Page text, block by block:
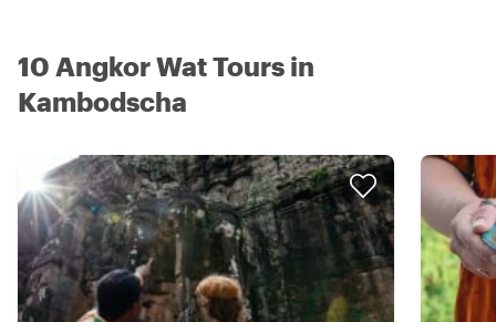
10 Angkor Wat Tours in
Kambodscha